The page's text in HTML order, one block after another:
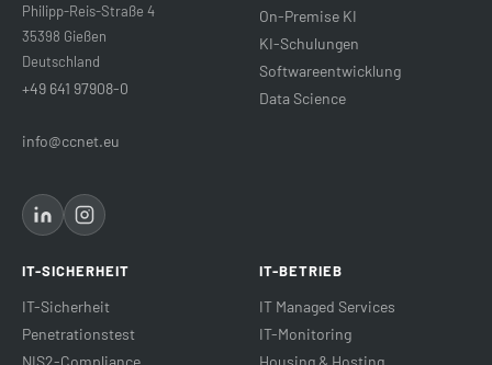
Philipp-Reis-Straße 4
35398 Gießen
Deutschland
+49 641 97908-0
info@ccnet.eu
On-Premise KI
KI-Schulungen
Softwareentwicklung
Data Science
IT-SICHERHEIT
IT-Sicherheit
Penetrationstest
NIS2-Compliance
IT-BETRIEB
IT Managed Services
IT-Monitoring
Housing & Hosting